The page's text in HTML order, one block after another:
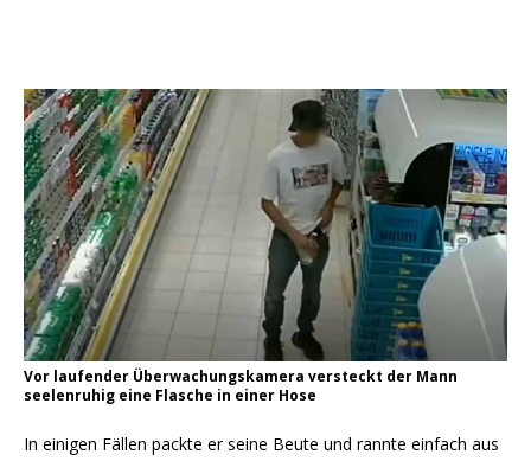
Vor laufender Überwachungskamera versteckt der Mann
seelenruhig eine Flasche in einer Hose
In einigen Fällen packte er seine Beute und rannte einfach aus